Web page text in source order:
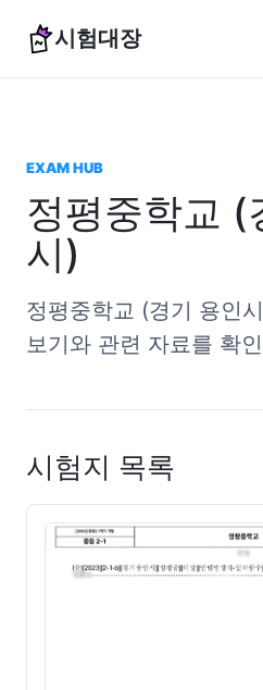
시험대장
EXAM HUB
정평중학교 (
시)
정평중학교 (경기 용인
보기와 관련 자료를 확
시험지 목록